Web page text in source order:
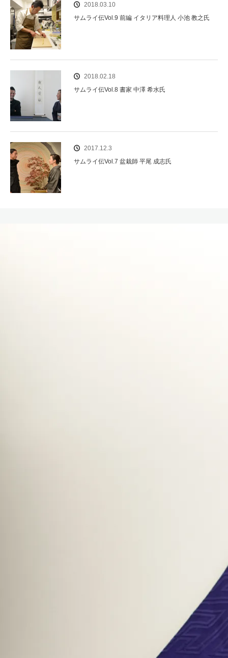
2018.03.10
サムライ伝Vol.9 前編 イタリア料理人 小池 教之氏
2018.02.18
サムライ伝Vol.8 書家 中澤 希水氏
2017.12.3
サムライ伝Vol.7 盆栽師 平尾 成志氏